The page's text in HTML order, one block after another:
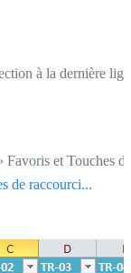
à la dernière
et Touches de
de raccourci...